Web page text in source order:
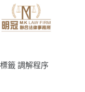
標籤 調解程序